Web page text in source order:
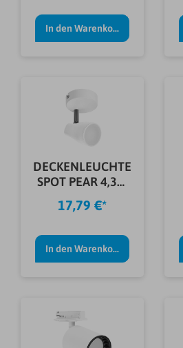
In den Warenkorb
DECKENLEUCHTE
SPOT PEAR 4,3W
210LM WEIß
17,79 €*
In den Warenkorb